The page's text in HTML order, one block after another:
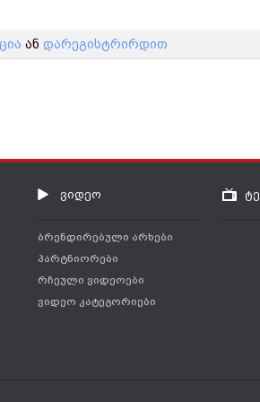
ან დარეგისტრირდით
ვიდეო
ბრენდირებული არხები
პარტნიორები
რჩეული ვიდეოები
ვიდეო კატეგორიები